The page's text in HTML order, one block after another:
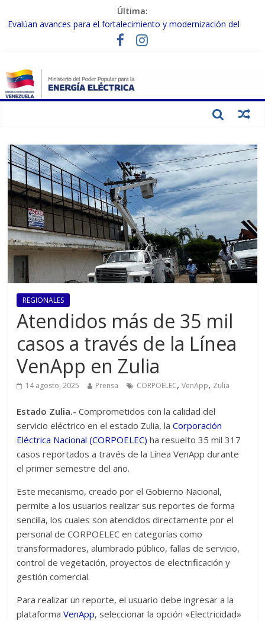
Última:
Evalúan avances para el fortalecimiento y modernización del
Inspeccionan trabajos de rehabilitación en instalaciones del SEN
Gobierno Nacional activa plan preventivo para fortalecer el SEN
ante el fenómeno de El Niño
Termocarabobo recupera el 50% de su capacidad de generación
REGIONALES
Atendidos más de 35 mil
casos a través de la Línea
VenApp en Zulia
14 agosto, 2025 Prensa CORPOELEC,VenApp, Zulia
Estado Zulia.-Comprometidos con la calidad del
servicio eléctrico en el estado Zulia, laCorporación
Eléctrica Nacional (CORPOELEC)ha resuelto 35 mil 317
casos reportados a través de la Línea VenApp durante
el primer semestre del año.
Este mecanismo, creado por el Gobierno Nacional,
permite a los usuarios realizar sus reportes de forma
sencilla, los cuales son atendidos directamente por el
personal de CORPOELEC en categorías como
transformadores, alumbrado público, fallas de servicio,
control de vegetación, proyectos de electrificación y
gestión comercial.
Para realizar un reporte, el usuario debe ingresar a la
plataformaVenApp, seleccionar la opción «Electricidad»